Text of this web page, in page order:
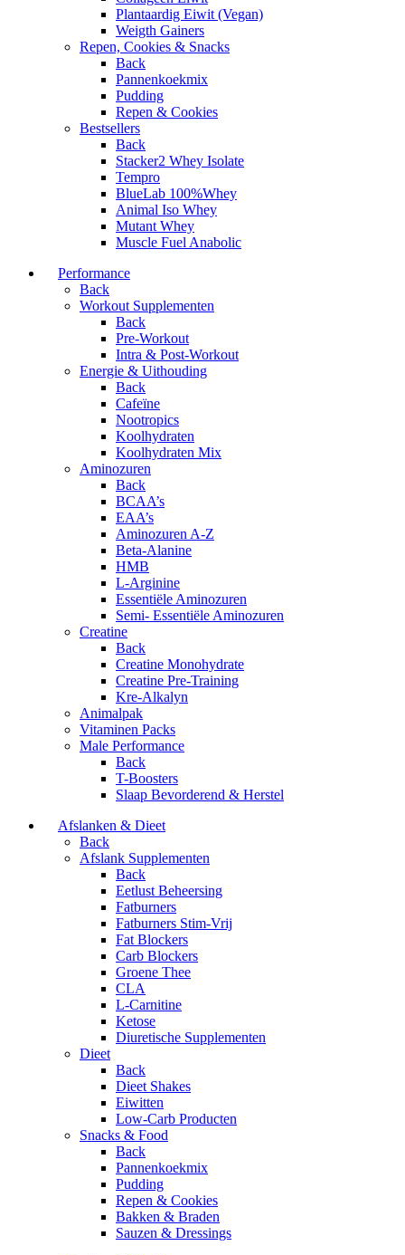
Plantaardig Eiwit (Vegan)
Weigth Gainers
Repen, Cookies & Snacks
Back
Pannenkoekmix
Pudding
Repen & Cookies
Bestsellers
Back
Stacker2 Whey Isolate
Tempro
BlueLab 100%Whey
Animal Iso Whey
Mutant Whey
Muscle Fuel Anabolic
Performance
Back
Workout Supplementen
Back
Pre-Workout
Intra & Post-Workout
Energie & Uithouding
Back
Cafeïne
Nootropics
Koolhydraten
Koolhydraten Mix
Aminozuren
Back
BCAA’s
EAA’s
Aminozuren A-Z
Beta-Alanine
HMB
L-Arginine
Essentiële Aminozuren
Semi- Essentiële Aminozuren
Creatine
Back
Creatine Monohydrate
Creatine Pre-Training
Kre-Alkalyn
Animalpak
Vitaminen Packs
Male Performance
Back
T-Boosters
Slaap Bevorderend & Herstel
Afslanken & Dieet
Back
Afslank Supplementen
Back
Eetlust Beheersing
Fatburners
Fatburners Stim-Vrij
Fat Blockers
Carb Blockers
Groene Thee
CLA
L-Carnitine
Ketose
Diuretische Supplementen
Dieet
Back
Dieet Shakes
Eiwitten
Low-Carb Producten
Snacks & Food
Back
Pannenkoekmix
Pudding
Repen & Cookies
Bakken & Braden
Sauzen & Dressings